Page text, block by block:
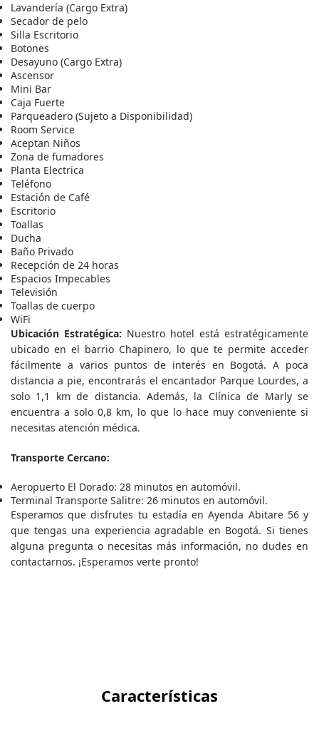
Lavandería (Cargo Extra)
Secador de pelo
Silla Escritorio
Botones
Desayuno (Cargo Extra)
Ascensor
Mini Bar
Caja Fuerte
Parqueadero (Sujeto a Disponibilidad)
Room Service
Aceptan Niños
Zona de fumadores
Planta Electrica
Teléfono
Estación de Café
Escritorio
Toallas
Ducha
Baño Privado
Recepción de 24 horas
Espacios Impecables
Televisión
Toallas de cuerpo
WiFi
Ubicación Estratégica: Nuestro hotel está estratégicamente
ubicado en el barrio Chapinero, lo que te permite acceder
fácilmente a varios puntos de interés en Bogotá. A poca
distancia a pie, encontrarás el encantador Parque Lourdes, a
solo 1,1 km de distancia. Además, la Clínica de Marly se
encuentra a solo 0,8 km, lo que lo hace muy conveniente si
necesitas atención médica.
Transporte Cercano:
Aeropuerto El Dorado: 28 minutos en automóvil.
Terminal Transporte Salitre: 26 minutos en automóvil.
Esperamos que disfrutes tu estadía en Ayenda Abitare 56 y
que tengas una experiencia agradable en Bogotá. Si tienes
alguna pregunta o necesitas más información, no dudes en
contactarnos. ¡Esperamos verte pronto!
Características